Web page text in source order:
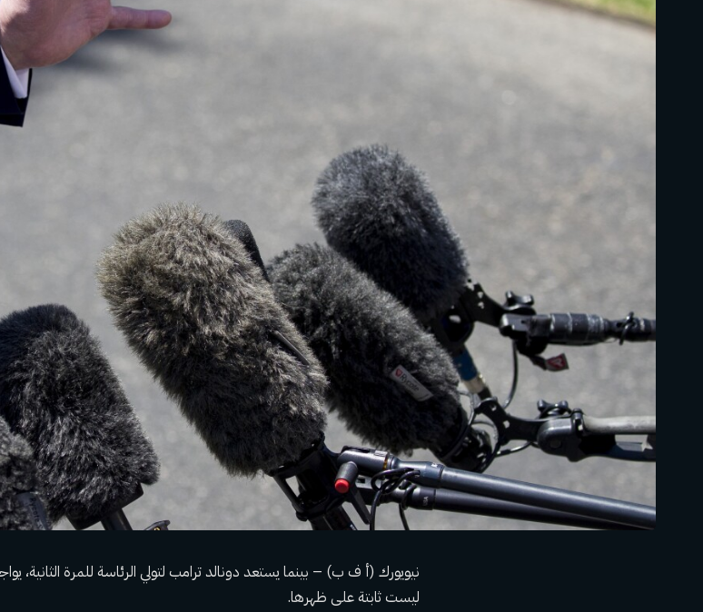
نيويورك (أ ف ب) – بينما يستعد دونالد ترامب لتولي الرئاسة للمرة الثانية،
ليست ثابتة على ظهرها.